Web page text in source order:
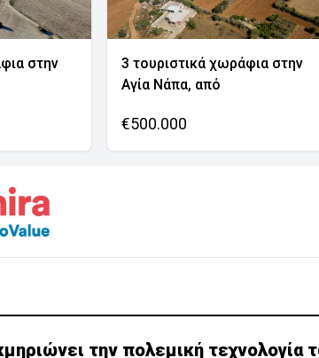
στην
3 τουριστικά χωράφια στην
Αγία Νάπα, από
€500.000
την πολεμική τεχνολογία